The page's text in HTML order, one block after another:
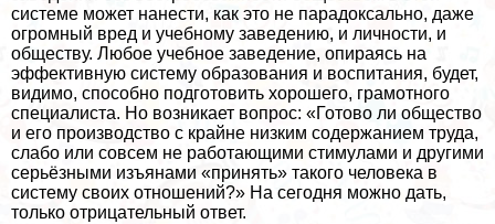
системе может нанести, как это не парадоксально, даже
огромный вред и учебному заведению, и личности, и
обществу. Любое учебное заведение, опираясь на
эффективную систему образования и воспитания, будет,
видимо, способно подготовить хорошего, грамотного
специалиста. Но возникает вопрос: «Готово ли общество
и его производство с крайне низким содержанием труда,
слабо или совсем не работающими стимулами и другими
серьёзными изъянами «принять» такого человека в
систему своих отношений?» На сегодня можно дать,
только отрицательный ответ.